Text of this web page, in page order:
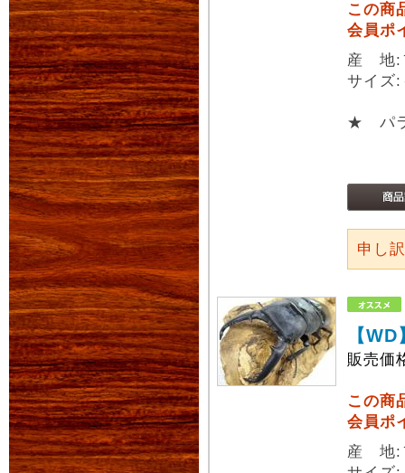
この商
会員ポ
産 地:
サイズ
★ パ
申し
【
販売価
この商
会員ポ
産 地: